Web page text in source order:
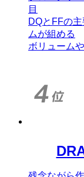
目
DQとFFの
ムが組める
ボリューム